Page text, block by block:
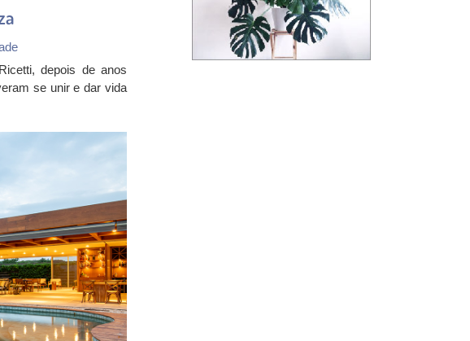
depois de anos
se unir e dar vida